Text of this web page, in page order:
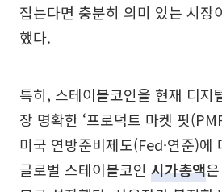
잡는다면 충분히 의미 있는 시장
했다.
특히, 스테이블코인을 현재 디지
장 명확한 ‘프로덕트 마켓 핏
미국 연방준비제도(Fed·연준)에
글로벌 스테이블코인 시가총액